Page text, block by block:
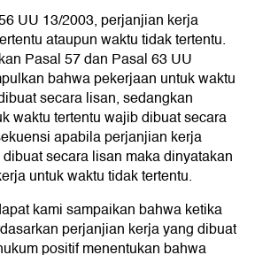
UU 13/2003, perjanjian kerja
ataupun waktu tidak tertentu.
Pasal 57 dan Pasal 63 UU
bahwa pekerjaan untuk waktu
secara lisan, sedangkan
waktu tertentu wajib dibuat secara
apabila perjanjian kerja
secara lisan maka dinyatakan
untuk waktu tidak tertentu.
kami sampaikan bahwa ketika
perjanjian kerja yang dibuat
positif menentukan bahwa